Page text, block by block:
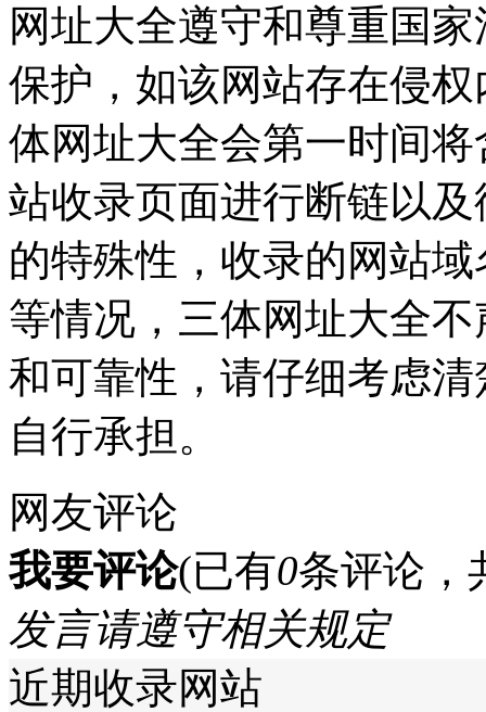
网址大全遵守和尊重国
保护，如该网站存在侵
体网址大全会第一时间
站收录页面进行断链以
的特殊性，收录的网站
等情况，三体网址大全
和可靠性，请仔细考虑
自行承担。
网友评论
我要评论(已有0条评论，
发言请遵守相关规定
近期收录网站